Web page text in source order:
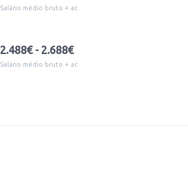
Salário médio bruto + ac
2.488€ - 2.688€
Salário médio bruto + ac